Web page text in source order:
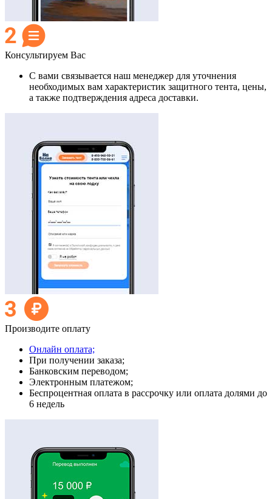
Консультируем Вас
С вами связывается наш менеджер для уточнения
необходимых вам характеристик защитного тента, цены,
а также подтверждения адреса доставки.
Производите оплату
Онлайн оплата;
При получении заказа;
Банковским переводом;
Электронным платежом;
Беспроцентная оплата в рассрочку или оплата долями до
6 недель